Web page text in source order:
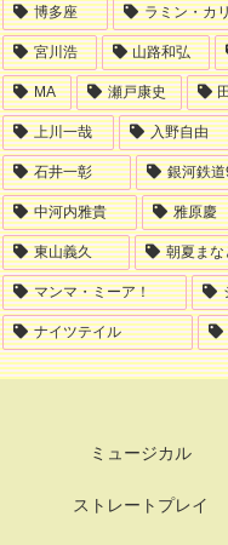
博多座 ラミン・カ
宮川浩 山路和弘
MA 瀬戸康史
上川一哉 入野自由
石井一彰 銀河鉄
中河内雅貴 雅原慶
東山義久 朝夏まな
マンマ・ミーア！
ナイツテイル
ミュージカル
ストレートプレイ